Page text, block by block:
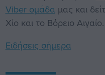
Viber ομάδα μας και
Χίο και το Βόρειο Αιγαίο.
Ειδήσεις σήμερα